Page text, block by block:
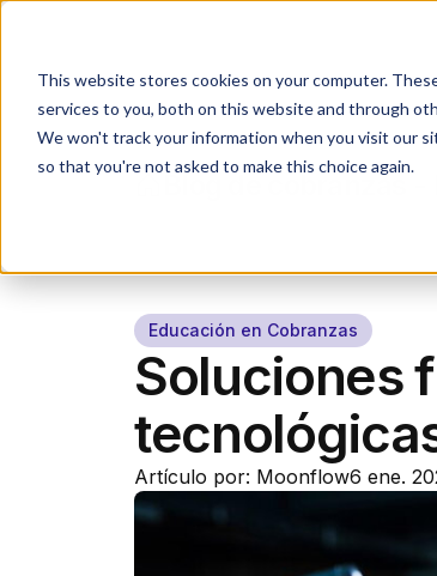
This website stores cookies on your computer.
services to you, both on this website and through
We won't track your information when you visit our
so that you're not asked to make this choice again.
Blog de cobranzas -
Educación en Cobranzas
Soluciones
Artículo por: Moonflow6 ene.